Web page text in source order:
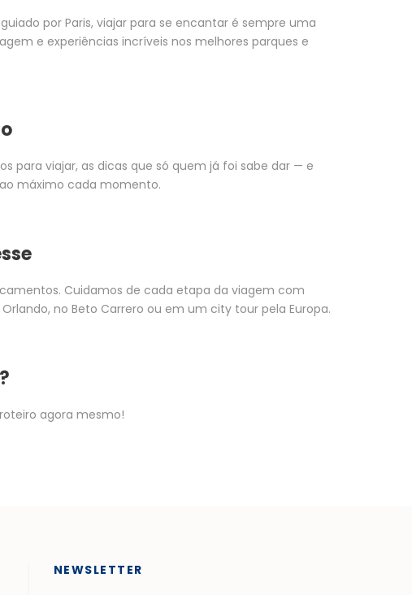
por Paris, viajar para se encantar é sempre uma
e experiências incríveis nos melhores parques e
para viajar, as dicas que só quem já foi sabe dar — e
máximo cada momento.
Cuidamos de cada etapa da viagem com
no Beto Carrero ou em um city tour pela Europa.
agora mesmo!
NEWSLETTER